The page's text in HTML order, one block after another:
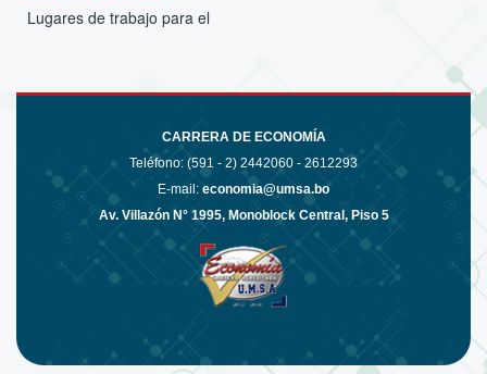
Lugares de trabajo para el
CARRERA DE ECONOMÍA
Teléfono: (591 - 2) 2442060 - 2612293
E-mail: economia@umsa.bo
Av. Villazón N° 1995, Monoblock Central, Piso 5